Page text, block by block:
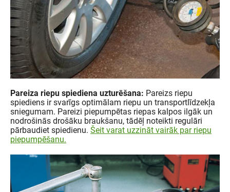
Pareiza riepu spiediena uzturēšana: Pareizs riepu
spiediens ir svarīgs optimālam riepu un transportlīdzekļa
sniegumam. Pareizi piepumpētas riepas kalpos ilgāk un
nodrošinās drošāku braukšanu, tādēļ noteikti regulāri
pārbaudiet spiedienu. Šeit varat uzzināt vairāk par riepu
piepumpēšanu.